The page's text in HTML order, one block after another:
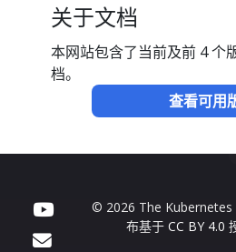
关于文档
本网站包含了当前及前 4 个
档。
查看可用
© 2026 The
布基于CC BY 4.0